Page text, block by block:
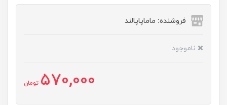
فروشنده: ماماپاپالند
ناموجود
570,000 تومان